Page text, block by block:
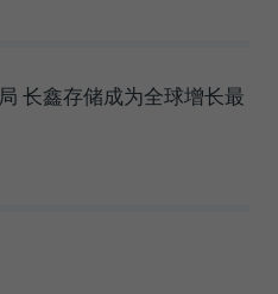
长鑫存储成为全球增长最